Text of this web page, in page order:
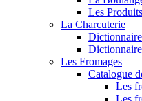
Les
La Charcuterie
Dictionnaire
Les Fromages
Catalogue
Les